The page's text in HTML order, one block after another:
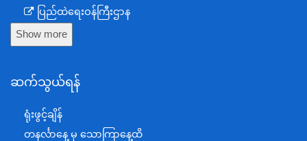
ပြည်ထဲရေးဝန်ကြီးဌာန
ကာကွယ်ရေးဝန်ကြီးဌာန
စီမံကိန်း၊ဘဏ္ဍာရေးနှင့်စက်မှုဝန်ကြီးဌာန
အပြည်ပြည်ဆိုင်ရာပူးပေါင်းဆောင်ရွက်ရေးဝန်ကြီးဌာန
Show more
ဆက်သွယ်ရန်
ရုံးဖွင့်ချိန်
တနင်္လာနေ့ မှ သောကြာနေ့ထိ